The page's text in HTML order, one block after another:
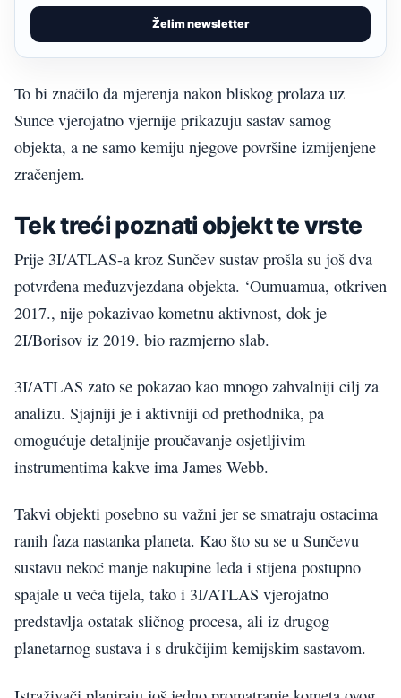
Želim newsletter
To bi značilo da mjerenja nakon bliskog prolaza uz
Sunce vjerojatno vjernije prikazuju sastav samog
objekta, a ne samo kemiju njegove površine izmijenjene
zračenjem.
Tek treći poznati objekt te vrste
Prije 3I/ATLAS-a kroz Sunčev sustav prošla su još dva
potvrđena međuzvjezdana objekta. ‘Oumuamua, otkriven
2017., nije pokazivao kometnu aktivnost, dok je
2I/Borisov iz 2019. bio razmjerno slab.
3I/ATLAS zato se pokazao kao mnogo zahvalniji cilj za
analizu. Sjajniji je i aktivniji od prethodnika, pa
omogućuje detaljnije proučavanje osjetljivim
instrumentima kakve ima James Webb.
Takvi objekti posebno su važni jer se smatraju ostacima
ranih faza nastanka planeta. Kao što su se u Sunčevu
sustavu nekoć manje nakupine leda i stijena postupno
spajale u veća tijela, tako i 3I/ATLAS vjerojatno
predstavlja ostatak sličnog procesa, ali iz drugog
planetarnog sustava i s drukčijim kemijskim sastavom.